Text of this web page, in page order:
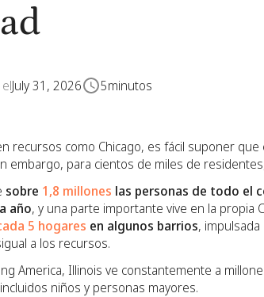
July 31, 2026 5minutos
recursos como Chicago, es fácil suponer
embargo, para cientos de miles de
sobre 1,8 millones las personas de todo el
año, y una parte importante vive en la propia
5 hogares en algunos barrios,
a los recursos.
America, Illinois ve constantemente a
niños y personas mayores.